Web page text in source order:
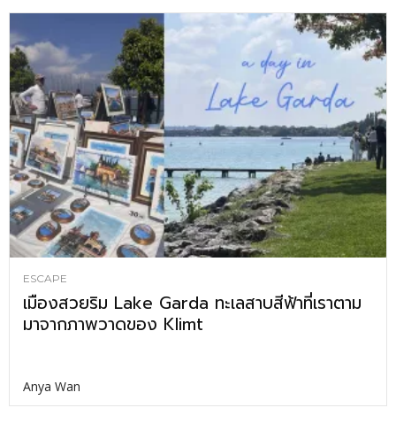
ESCAPE
เมืองสวยริม Lake Garda ทะเลสาบสีฟ้าที่เราตาม
มาจากภาพวาดของ Klimt
Anya Wan